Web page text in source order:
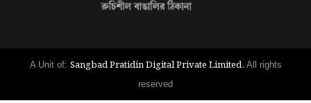
A Unit of: Sangbad Pratidin Digital Private Limited. All rights
reserved